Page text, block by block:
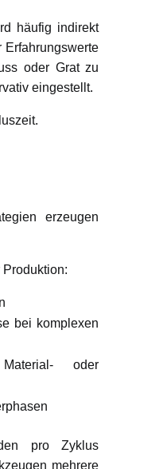
häufig indirekt
Erfahrungswerte
oder Grat zu
eingestellt.
erzeugen
bei komplexen
oder
pro Zyklus
mehrere